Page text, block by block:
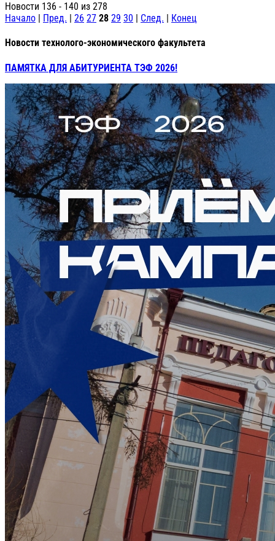
Новости 136 - 140 из 278
Начало | Пред. | 26 27 28 29 30 | След. | Конец
Новости технолого-экономического факультета
ПАМЯТКА ДЛЯ АБИТУРИЕНТА ТЭФ 2026!